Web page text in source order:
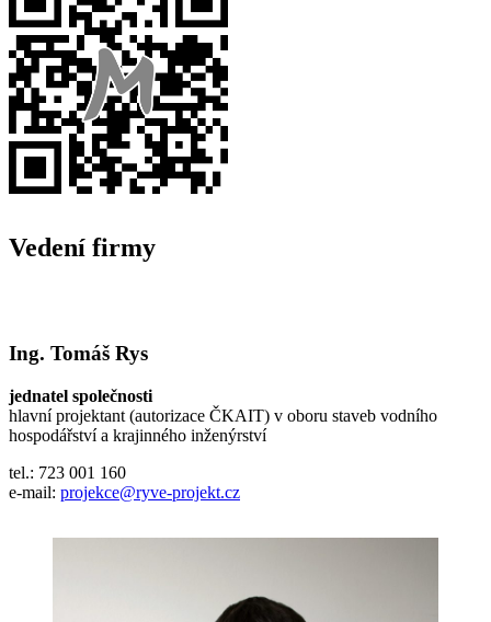
Vedení firmy
Ing. Tomáš Rys
jednatel společnosti
hlavní projektant (autorizace ČKAIT) v oboru staveb vodního
hospodářství a krajinného inženýrství
tel.: 723 001 160
e-mail: projekce@ryve-projekt.cz